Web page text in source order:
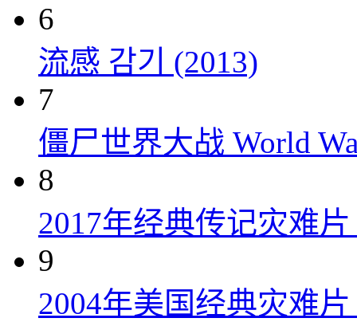
6
流感 감기 (2013)
7
僵尸世界大战 World
8
2017年经典传记灾难
9
2004年美国经典灾难